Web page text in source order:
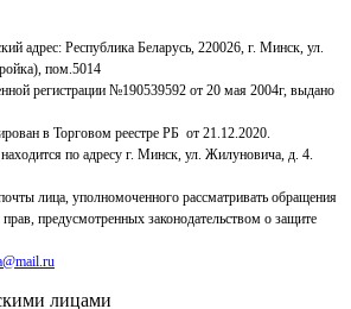
адрес: Республика Беларусь, 220026, г. Минск, ул.
пом.5014
регистрации №190539592 от 20 мая 2004г, выдано
в Торговом реестре РБ от 21.12.2020.
по адресу г. Минск, ул. Жилуновича, д. 4.
лица, уполномоченного рассматривать обращения
предусмотренных законодательством о защите
лицами